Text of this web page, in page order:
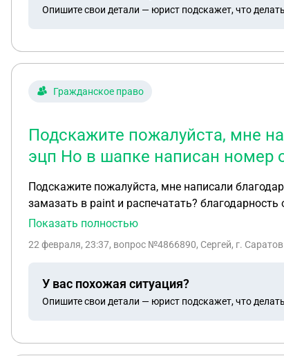
Опишите свои детали — юрист подскажет, что
Гражданское право
Подскажите пожалуйста, мне
эцп Но в шапке написан номер
Подскажите пожалуйста, мне написали благодарственное письмо в электронном формате и подписали эцп Но в шапке написан номер обращения(( Законно ли
замазать в paint и распечатать?
Показать полностью
22 февраля, 23:37, вопрос №4866890, Сергей, г. Саратов
У вас похожая ситуация?
Опишите свои детали — юрист подскажет, что